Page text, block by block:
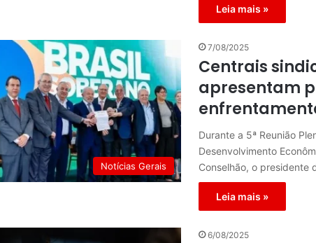
Leia mais »
Notícias Gerais
7/08/2025
Centrais
apresentam
Durante a 5ª Reunião
Desenvolvimento
Conselhão, o presidente
Leia mais »
6/08/2025